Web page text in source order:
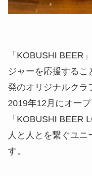
「KOBUSHI BEER
ジャーを応援するこ
発のオリジナルクラ
2019年12月にオー
「KOBUSHI BEER
人と人とを繋ぐユニ
す。